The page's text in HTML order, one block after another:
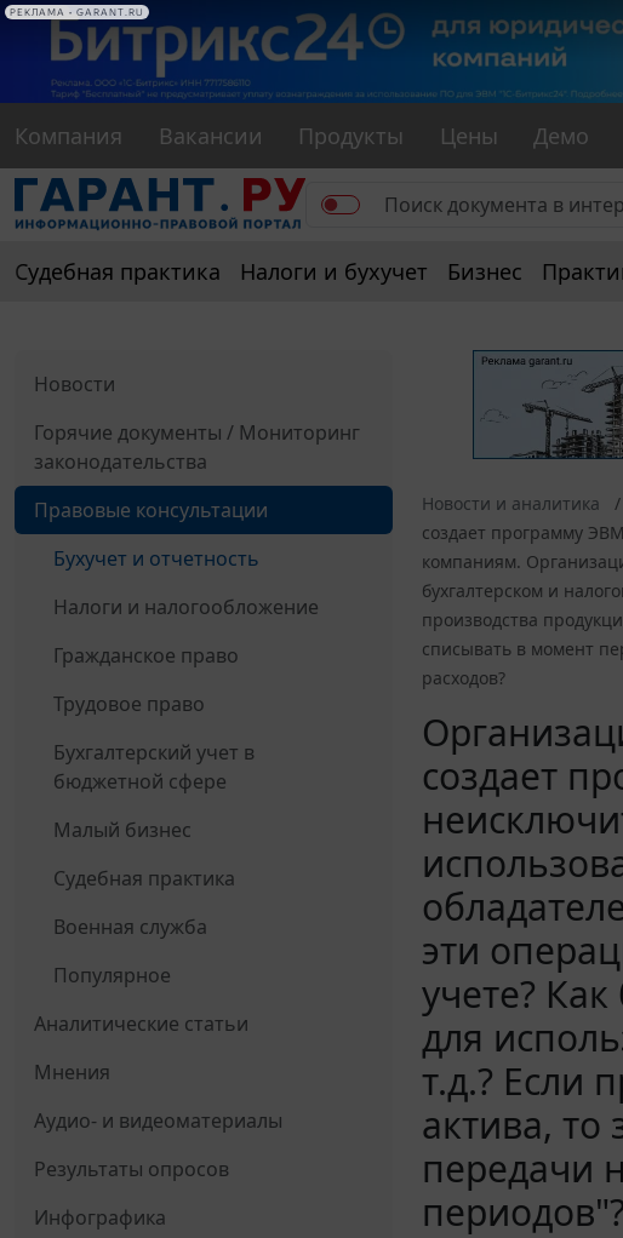
РЕКЛАМА
Компания Вакансии Продукты Цены Демо
Судебная практика Налоги и бухучет Бизнес
Новости
Горячие документы / Мониторинг
законодательства
Правовые консультации
Бухучет и отчетность
Налоги и налогообложение
Гражданское право
Трудовое право
Бухгалтерский учет в
бюджетной сфере
Малый бизнес
Судебная практика
Военная служба
Популярное
Аналитические статьи
Мнения
Аудио- и видеоматериалы
Результаты опросов
Инфографика
Новости и аналитика
создает программу
компаниям.
бухгалтерском и
производства
списывать в момент
расходов?
создает
эти
учете?
для
т.д.? Если
актива,
передачи
РЕКЛАМА • GARANT.RU